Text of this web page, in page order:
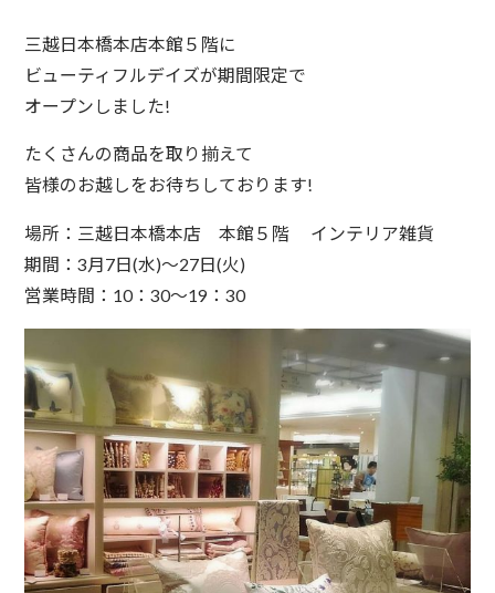
三越日本橋本店本館５階に
ビューティフルデイズが期間限定で
オープンしました!
たくさんの商品を取り揃えて
皆様のお越しをお待ちしております!
場所：三越日本橋本店 本館５階 インテリア雑貨
期間：3月7日(水)～27日(火)
営業時間：10：30～19：30